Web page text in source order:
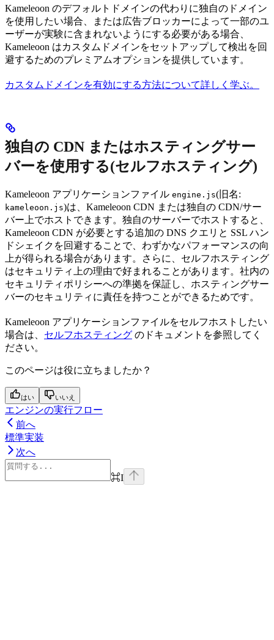
Kameleoon のデフォルトドメインの代わりに独自のドメイン
を使用したい場合、または広告ブロッカーによって一部のユ
ーザーが実験に含まれないようにする必要がある場合、
Kameleoon はカスタムドメインをセットアップして検出を回
避するためのプレミアムオプションを提供しています。
カスタムドメインを有効にする方法について詳しく学ぶ。
独自の CDN またはホスティングサー
バーを使用する(セルフホスティング)
Kameleoon アプリケーションファイル engine.js(旧名:
kameleoon.js)は、Kameleoon CDN または独自の CDN/サー
バー上でホストできます。独自のサーバーでホストすると、
Kameleoon CDN が必要とする追加の DNS クエリと SSL ハン
ドシェイクを回避することで、わずかなパフォーマンスの向
上が得られる場合があります。さらに、セルフホスティング
はセキュリティ上の理由で好まれることがあります。社内の
セキュリティポリシーへの準拠を保証し、ホスティングサー
バーのセキュリティに責任を持つことができるためです。
Kameleoon アプリケーションファイルをセルフホストしたい
場合は、 セルフホスティング のドキュメントを参照してく
ださい。
このページは役に立ちましたか？
はい いいえ
エンジンの実行フロー
前へ
標準実装
次へ
⌘I